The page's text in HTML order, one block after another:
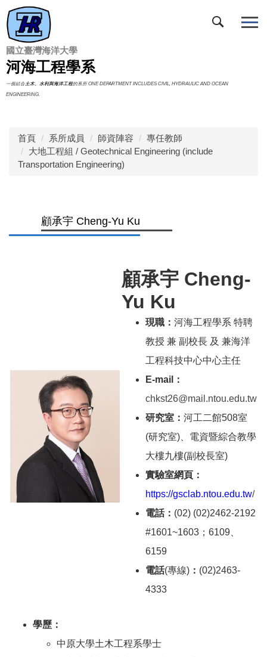
跳
到
主
要
內
容
區
國立臺灣海洋大學
河海工程學系
一個結合土木、水利與海洋工程的系所 ONE DEPARTMENT INCLUDES CIVIL, HYDRAULIC AND OCEAN
ENGINEERING.
首頁 系所成員 師資陣容
專任教師
大地工程組 / Geotechnical Engineering (include
Transportation Engineering)
顧承宇 Cheng-Yu Ku
顧承宇 Cheng-
Yu Ku
現職： 河海工程學系 特聘
教授 兼 副校長 及 兼海洋
工程科技中心中心主任
E-mail：
chkst26@mail.ntou.edu.tw
研究室： 河工二館508室
(研究室)、電資暨綜合教學
大樓九樓(副校長室)
實驗室網頁：
https://gsclab.ntou.edu.tw/
電話： (02) (02)2462-2192
#1601~1603；6109、
6159
電話(專線) ： (02)2463-
4333
學歷：
中原大學土木工程系學士